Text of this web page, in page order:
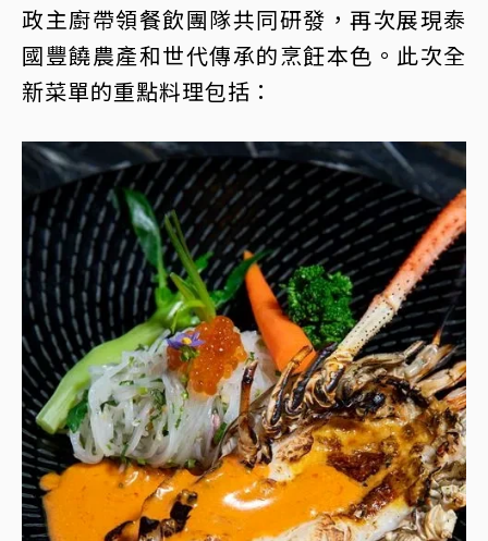
政主廚帶領餐飲團隊共同研發，再次展現泰
國豐饒農產和世代傳承的烹飪本色。此次全
新菜單的重點料理包括：